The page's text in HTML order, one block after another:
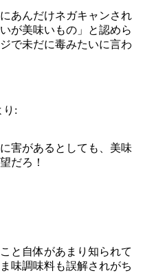
あんだけネガキャンされ
が美味いもの」と認めら
で未だに毒みたいに言わ
り:
害があるとしても、美味
だろ！
と自体があまり知られて
味調味料も誤解されがち